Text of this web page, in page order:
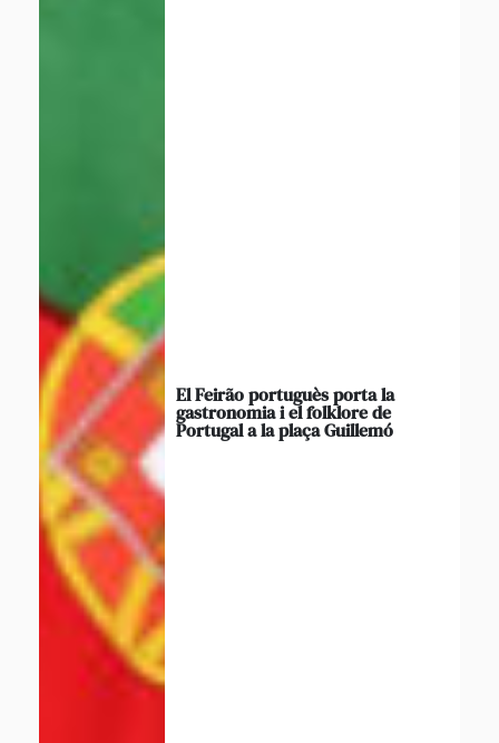
El Feirão portuguès porta la
gastronomia i el folklore de
Portugal a la plaça Guillemó